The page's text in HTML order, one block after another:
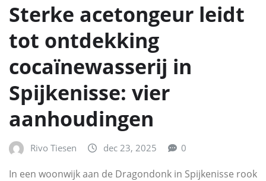
Sterke acetongeur leidt
tot ontdekking
cocaïnewasserij in
Spijkenisse: vier
aanhoudingen
Rivo Tiesen dec 23, 2025 0
In een woonwijk aan de Dragondonk in Spijkenisse rook